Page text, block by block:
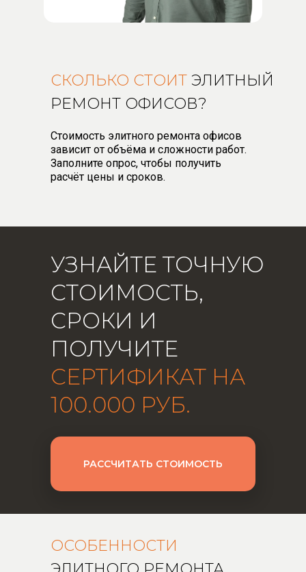
СКОЛЬКО СТОИТ ЭЛИТНЫЙ
РЕМОНТ ОФИСОВ?
Стоимость элитного ремонта офисов
зависит от объёма и сложности работ.
Заполните опрос, чтобы получить
расчёт цены и сроков.
УЗНАЙТЕ ТОЧНУЮ
СТОИМОСТЬ,
СРОКИ И
ПОЛУЧИТЕ
СЕРТИФИКАТ НА
100.000 РУБ.
РАССЧИТАТЬ СТОИМОСТЬ
ОСОБЕННОСТИ